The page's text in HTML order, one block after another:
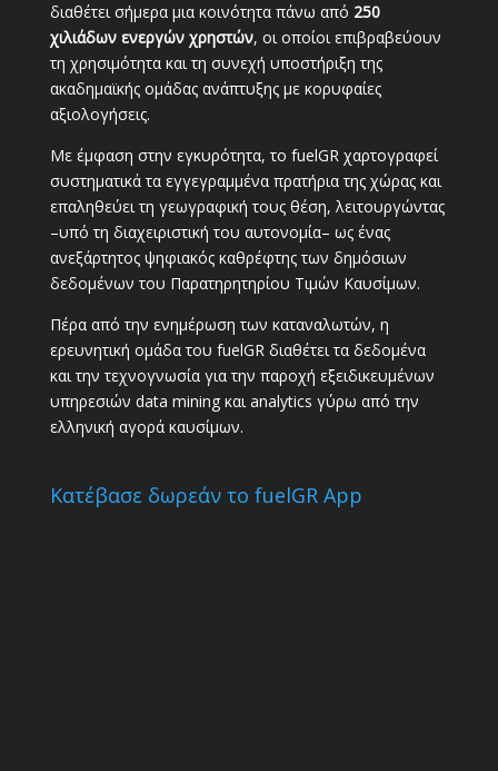
διαθέτει σήμερα μια κοινότητα πάνω από 250
χιλιάδων ενεργών χρηστών, οι οποίοι επιβραβεύουν
τη χρησιμότητα και τη συνεχή υποστήριξη της
ακαδημαϊκής ομάδας ανάπτυξης με κορυφαίες
αξιολογήσεις.
Με έμφαση στην εγκυρότητα, το fuelGR χαρτογραφεί
συστηματικά τα εγγεγραμμένα πρατήρια της χώρας και
επαληθεύει τη γεωγραφική τους θέση, λειτουργώντας
–υπό τη διαχειριστική του αυτονομία– ως ένας
ανεξάρτητος ψηφιακός καθρέφτης των δημόσιων
δεδομένων του Παρατηρητηρίου Τιμών Καυσίμων.
Πέρα από την ενημέρωση των καταναλωτών, η
ερευνητική ομάδα του fuelGR διαθέτει τα δεδομένα
και την τεχνογνωσία για την παροχή εξειδικευμένων
υπηρεσιών data mining και analytics γύρω από την
ελληνική αγορά καυσίμων.
Κατέβασε δωρεάν το fuelGR App